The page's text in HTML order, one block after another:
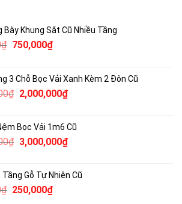
Bày Khung Sắt Cũ Nhiều Tầng
₫ Giá
960,000₫.
750,000₫Giá
là:
750,000₫.
3 Chỗ Bọc Vải Xanh Kèm 2 Đôn Cũ
₫ Giá
3,300,000₫.
2,000,000₫Giá
là:
2,000,000₫.
Bọc Vải 1m6 Cũ
₫ Giá
4,600,000₫.
3,000,000₫Giá
là:
Tầng Gỗ Tự Nhiên Cũ
₫ Giá
250,000₫Giá